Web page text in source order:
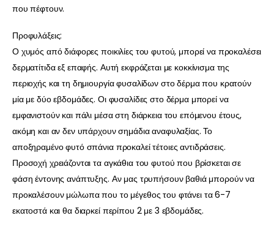
που πέφτουν.
Προφυλάξεις:
Ο χυμός από διάφορες ποικιλίες του φυτού, μπορεί να προκαλέσει
δερματίτιδα εξ επαφής. Αυτή εκφράζεται με κοκκίνισμα της
περιοχής και τη δημιουργία φυσαλίδων στο δέρμα που κρατούν
μία με δύο εβδομάδες. Οι φυσαλίδες στο δέρμα μπορεί να
εμφανιστούν και πάλι μέσα στη διάρκεια του επόμενου έτους,
ακόμη και αν δεν υπάρχουν σημάδια αναφυλαξίας. Το
αποξηραμένο φυτό σπάνια προκαλεί τέτοιες αντιδράσεις.
Προσοχή χρειάζονται τα αγκάθια του φυτού που βρίσκεται σε
φάση έντονης ανάπτυξης. Αν μας τρυπήσουν βαθιά μπορούν να
προκαλέσουν μώλωπα που το μέγεθος του φτάνει τα 6-7
εκατοστά και θα διαρκεί περίπου 2 με 3 εβδομάδες.